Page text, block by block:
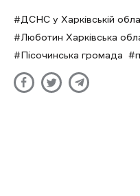
ДСНС у Харківській
Люботин Харківська
Пісочинська громада